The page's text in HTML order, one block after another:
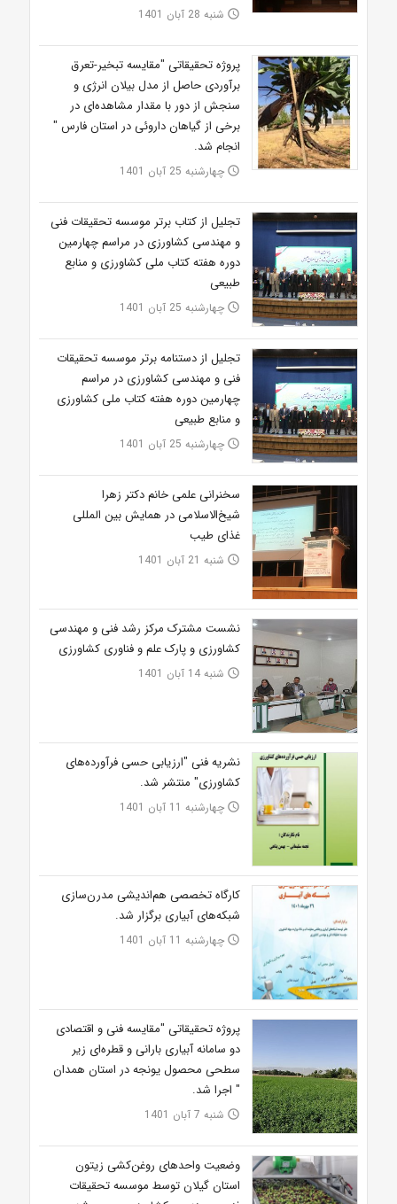
access_time شنبه 28 آبان 1401
پروژه تحقیقاتی "مقایسه تبخیر-تعرق
برآوردی حاصل از مدل بیلان انرژی و
سنجش از دور با مقدار مشاهده‌ای در
برخی از گیاهان داروئی در استان فارس "
انجام شد.
access_time چهارشنبه 25 آبان 1401
تجلیل از کتاب برتر موسسه تحقیقات فنی
و مهندسی کشاورزی در مراسم چهارمین
دوره هفته کتاب ملی کشاورزی و منابع
طبیعی
access_time چهارشنبه 25 آبان 1401
تجلیل از دستنامه برتر موسسه تحقیقات
فنی و مهندسی کشاورزی در مراسم
چهارمین دوره هفته کتاب ملی کشاورزی
و منابع طبیعی
access_time چهارشنبه 25 آبان 1401
سخنرانی علمی خانم دکتر زهرا
شیخ‌الاسلامی در همایش بین المللی
غذای طیب
access_time شنبه 21 آبان 1401
نشست مشترک مرکز رشد فنی و مهندسی
کشاورزی و پارک علم و فناوری کشاورزی
access_time شنبه 14 آبان 1401
نشریه فنی "ارزیابی حسی فرآورده‌های
کشاورزی" منتشر شد.
access_time چهارشنبه 11 آبان 1401
کارگاه تخصصی هم‌اندیشی مدرن‌سازی
شبکه‌های آبیاری برگزار شد.
access_time چهارشنبه 11 آبان 1401
پروژه تحقیقاتی "مقایسه فنی و اقتصادی
دو سامانه آبیاری بارانی و قطره‌ای زیر
سطحی محصول یونجه در استان همدان
" اجرا شد.
access_time شنبه 7 آبان 1401
وضعیت واحدهای روغن‌کشی زیتون
استان گیلان توسط موسسه تحقیقات